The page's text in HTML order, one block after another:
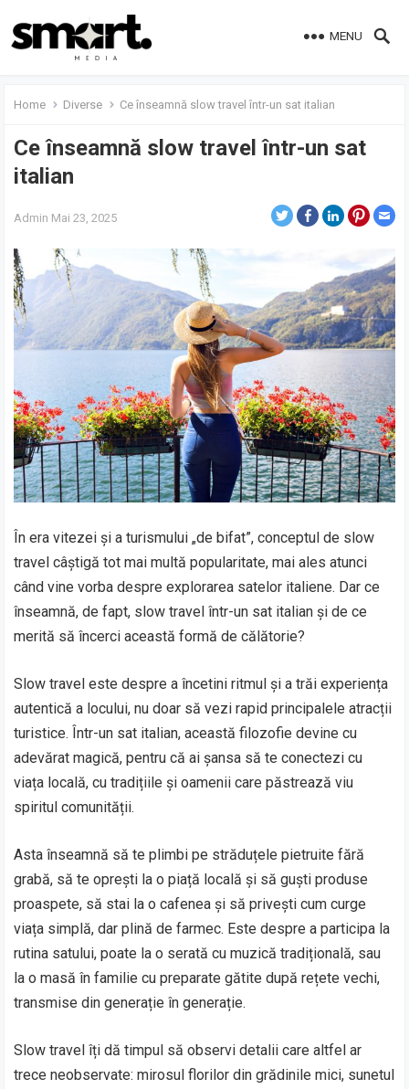
MENU
Home Diverse Ce înseamnă slow travel într-un sat italian
Ce înseamnă slow travel într-un sat
italian
Admin Mai 23, 2025
În era vitezei și a turismului „de bifat”, conceptul de slow
travel câștigă tot mai multă popularitate, mai ales atunci
când vine vorba despre explorarea satelor italiene. Dar ce
înseamnă, de fapt, slow travel într-un sat italian și de ce
merită să încerci această formă de călătorie?
Slow travel este despre a încetini ritmul și a trăi experiența
autentică a locului, nu doar să vezi rapid principalele atracții
turistice. Într-un sat italian, această filozofie devine cu
adevărat magică, pentru că ai șansa să te conectezi cu
viața locală, cu tradițiile și oamenii care păstrează viu
spiritul comunității.
Asta înseamnă să te plimbi pe străduțele pietruite fără
grabă, să te oprești la o piață locală și să guști produse
proaspete, să stai la o cafenea și să privești cum curge
viața simplă, dar plină de farmec. Este despre a participa la
rutina satului, poate la o serată cu muzică tradițională, sau
la o masă în familie cu preparate gătite după rețete vechi,
transmise din generație în generație.
Slow travel îți dă timpul să observi detalii care altfel ar
trece neobservate: mirosul florilor din grădinile mici, sunetul